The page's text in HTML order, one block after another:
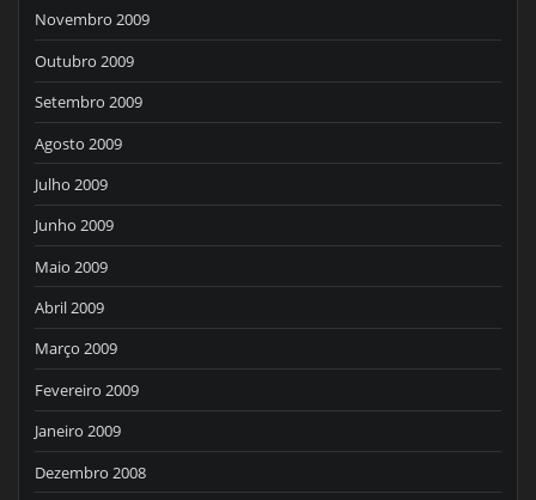
Novembro 2009
Outubro 2009
Setembro 2009
Agosto 2009
Julho 2009
Junho 2009
Maio 2009
Abril 2009
Março 2009
Fevereiro 2009
Janeiro 2009
Dezembro 2008